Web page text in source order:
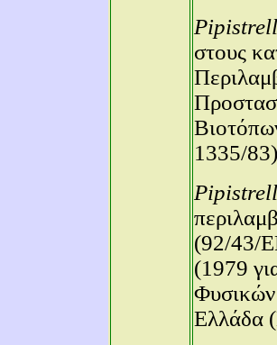
στους
1335/
(92/43/
(1979
Φυσικών
Ελλάδα